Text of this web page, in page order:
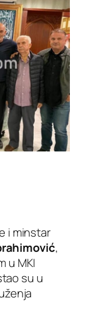
i minstar
,
u MKI
su u